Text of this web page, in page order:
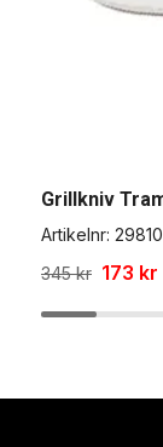
Grillkniv
Artikelnr:
345 kr 173 kr